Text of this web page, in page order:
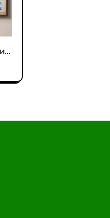
Картина Крипер из Майнкрафт